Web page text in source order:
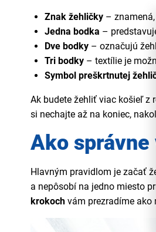
Znak žehličky –
Jedna bodka –
Dve bodky – označujú
Tri bodky – textílie je
Symbol preškrtnutej
Ak budete žehliť viac košieľ z
si nechajte až na koniec,
Ako
Hlavným pravidlom je začať
a nepôsobí na jedno miesto
krokoch vám prezradíme ako